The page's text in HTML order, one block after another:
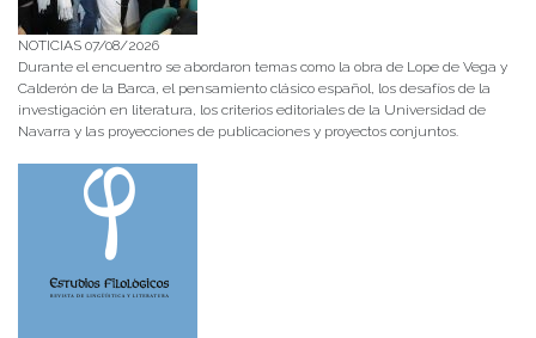
NOTICIAS 07/08/2026
Durante el encuentro se abordaron temas como la obra de Lope de Vega y
Calderón de la Barca, el pensamiento clásico español, los desafíos de la
investigación en literatura, los criterios editoriales de la Universidad de
Navarra y las proyecciones de publicaciones y proyectos conjuntos.